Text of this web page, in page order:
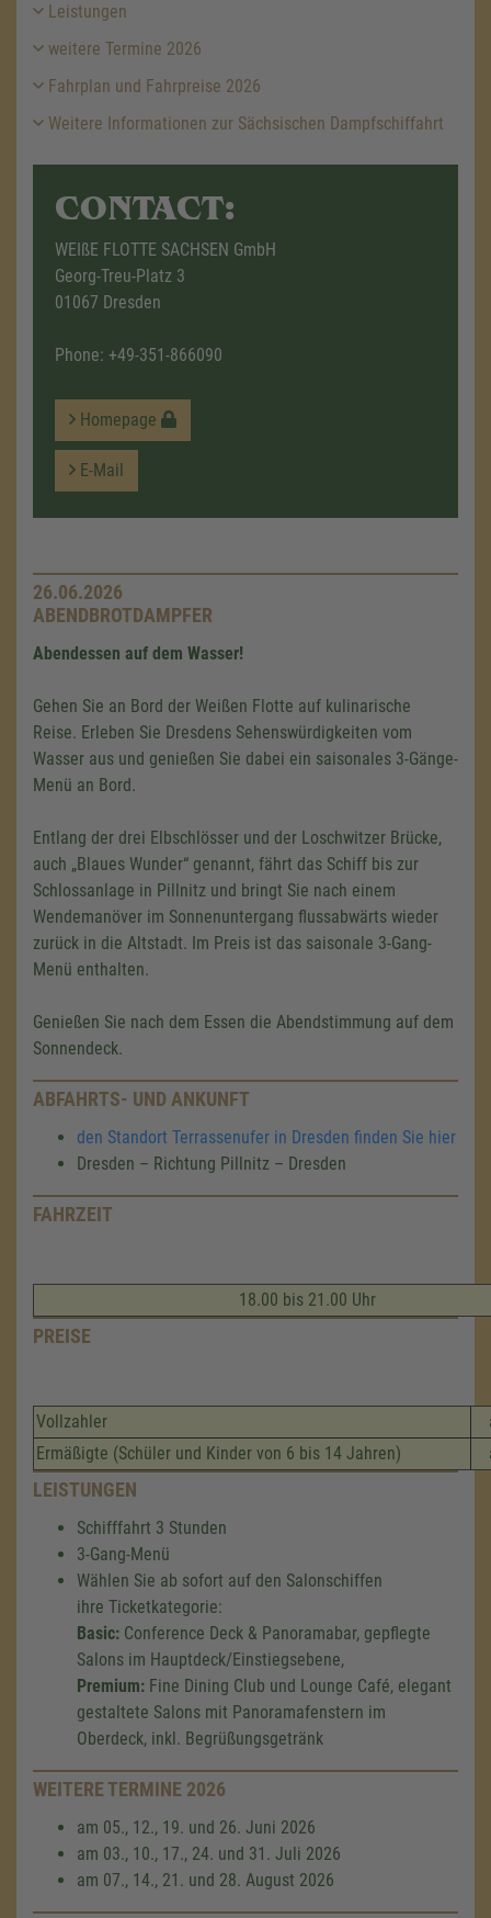
Leistungen
weitere Termine 2026
Fahrplan und Fahrpreise 2026
Weitere Informationen zur Sächsischen Dampfschiffahrt
CONTACT:
WEIßE FLOTTE SACHSEN GmbH
Georg-Treu-Platz 3
01067 Dresden
Phone: +49-351-866090
Homepage
E-Mail
26.06.2026
ABENDBROTDAMPFER
Abendessen auf dem Wasser!
Gehen Sie an Bord der Weißen Flotte auf kulinarische
Reise. Erleben Sie Dresdens Sehenswürdigkeiten vom
Wasser aus und genießen Sie dabei ein saisonales 3-Gänge-
Menü an Bord.
Entlang der drei Elbschlösser und der Loschwitzer Brücke,
auch „Blaues Wunder“ genannt, fährt das Schiff bis zur
Schlossanlage in Pillnitz und bringt Sie nach einem
Wendemanöver im Sonnenuntergang flussabwärts wieder
zurück in die Altstadt. Im Preis ist das saisonale 3-Gang-
Menü enthalten.
Genießen Sie nach dem Essen die Abendstimmung auf dem
Sonnendeck.
ABFAHRTS- UND ANKUNFT
den Standort Terrassenufer in Dresden finden Sie hier
Dresden – Richtung Pillnitz – Dresden
FAHRZEIT
18.00 bis 21.00 Uhr
PREISE
Vollzahler
Ermäßigte (Schüler und Kinder von 6 bis 14 Jahren)
LEISTUNGEN
Schifffahrt 3 Stunden
3-Gang-Menü
Wählen Sie ab sofort auf den Salonschiffen
ihre Ticketkategorie:
Basic: Conference Deck & Panoramabar, gepflegte
Salons im Hauptdeck/Einstiegsebene,
Premium: Fine Dining Club und Lounge Café, elegant
gestaltete Salons mit Panoramafenstern im
Oberdeck, inkl. Begrüßungsgetränk
WEITERE TERMINE 2026
am 05., 12., 19. und 26. Juni 2026
am 03., 10., 17., 24. und 31. Juli 2026
am 07., 14., 21. und 28. August 2026